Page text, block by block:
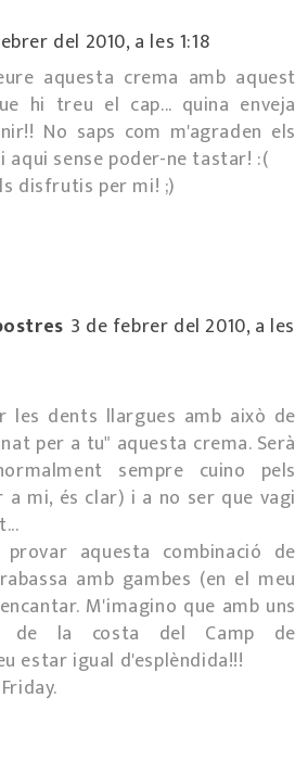
del 2010, a les 1:18
aquesta crema amb aquest
hi treu el cap... quina enveja
No saps com m'agraden els
aqui sense poder-ne tastar! :(
disfrutis per mi! ;)
3 de febrer del 2010, a les
les dents llargues amb això de
per a tu" aquesta crema. Serà
sempre cuino pels
a mi, és clar) i a no ser que vagi
aquesta combinació de
amb gambes (en el meu
M'imagino que amb uns
de la costa del Camp de
estar igual d'esplèndida!!!